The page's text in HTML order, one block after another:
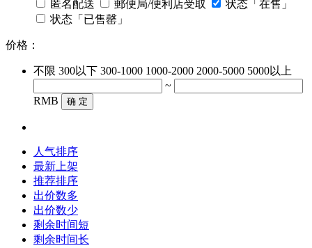
匿名配送
郵便局/便利店受取
状态「在售」
状态「已售罄」
价格：
不限 300以下 300-1000 1000-2000 2000-5000 5000以上
~
RMB
确 定
人气排序
最新上架
推荐排序
出价数多
出价数少
剩余时间短
剩余时间长